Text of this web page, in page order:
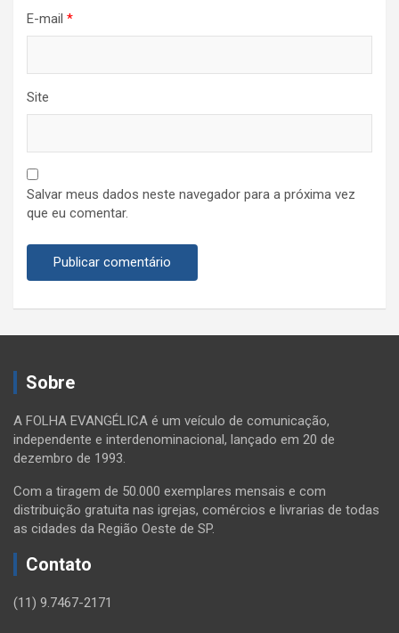
E-mail *
Site
Salvar meus dados neste navegador para a próxima vez
que eu comentar.
Sobre
A FOLHA EVANGÉLICA é um veículo de comunicação,
independente e interdenominacional, lançado em 20 de
dezembro de 1993.
Com a tiragem de 50.000 exemplares mensais e com
distribuição gratuita nas igrejas, comércios e livrarias de todas
as cidades da Região Oeste de SP.
Contato
(11) 9.7467-2171